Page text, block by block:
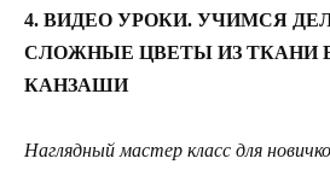
4. ВИДЕО УРОКИ. УЧИМСЯ
СЛОЖНЫЕ ЦВЕТЫ ИЗ ТКАНИ
КАНЗАШИ
Наглядный мастер класс для